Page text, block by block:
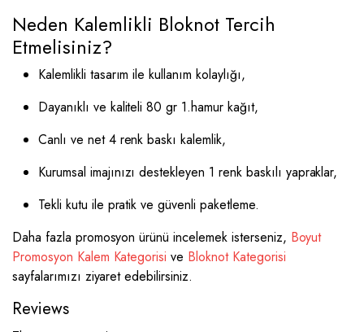
Neden Kalemlikli Bloknot Tercih
Etmelisiniz?
Kalemlikli tasarım ile kullanım kolaylığı,
Dayanıklı ve kaliteli 80 gr 1.hamur kağıt,
Canlı ve net 4 renk baskı kalemlik,
Kurumsal imajınızı destekleyen 1 renk baskılı yapraklar,
Tekli kutu ile pratik ve güvenli paketleme.
Daha fazla promosyon ürünü incelemek isterseniz, Boyut
Promosyon Kalem Kategorisi ve Bloknot Kategorisi
sayfalarımızı ziyaret edebilirsiniz.
Reviews